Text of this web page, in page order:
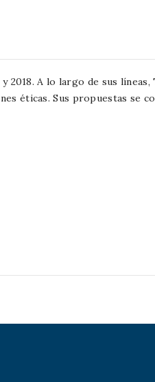
2018. A lo largo de sus
éticas. Sus propuestas se